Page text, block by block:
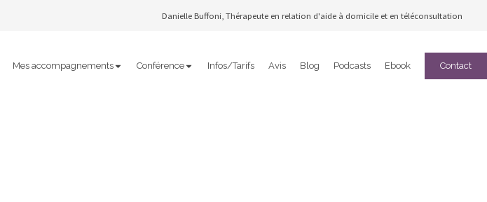
Danielle Buffoni, Thérapeute en relation d'aide à domicile et en téléconsultation
Mes accompagnements Conférence Infos/Tarifs Avis Blog Podcasts Ebook Contact